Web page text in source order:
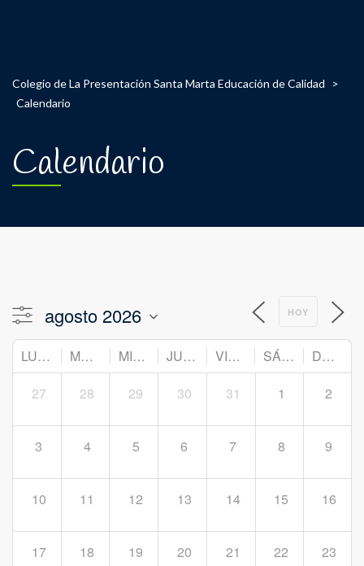
Colegio de La Presentación Santa Marta Educación de Calidad
>
Calendario
Calendario
HOY
LUNES MARTES MIÉRCOLES JUEVES VIERNES SÁBADO
DOMINGO
27
28 29 30 31 1 2
3 4 5 6 7 8 9
10 11 12 13 14 15 16
17 18 19 20 21 22 23